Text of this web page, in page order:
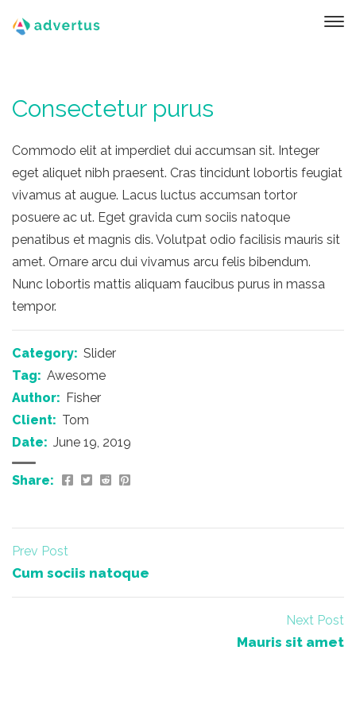
Consectetur purus
Commodo elit at imperdiet dui accumsan sit. Integer
eget aliquet nibh praesent. Cras tincidunt lobortis feugiat
vivamus at augue. Lacus luctus accumsan tortor
posuere ac ut. Eget gravida cum sociis natoque
penatibus et magnis dis. Volutpat odio facilisis mauris sit
amet. Ornare arcu dui vivamus arcu felis bibendum.
Nunc lobortis mattis aliquam faucibus purus in massa
tempor.
Category: Slider
Tag: Awesome
Author: Fisher
Client: Tom
Date: June 19, 2019
Share:
Prev Post
Cum sociis natoque
Next Post
Mauris sit amet